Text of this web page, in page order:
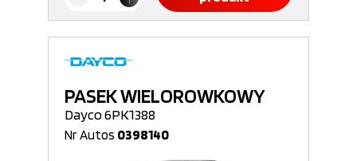
PASEK WIELOROWKOWY
Dayco 6PK1388
Nr Autos 0398140